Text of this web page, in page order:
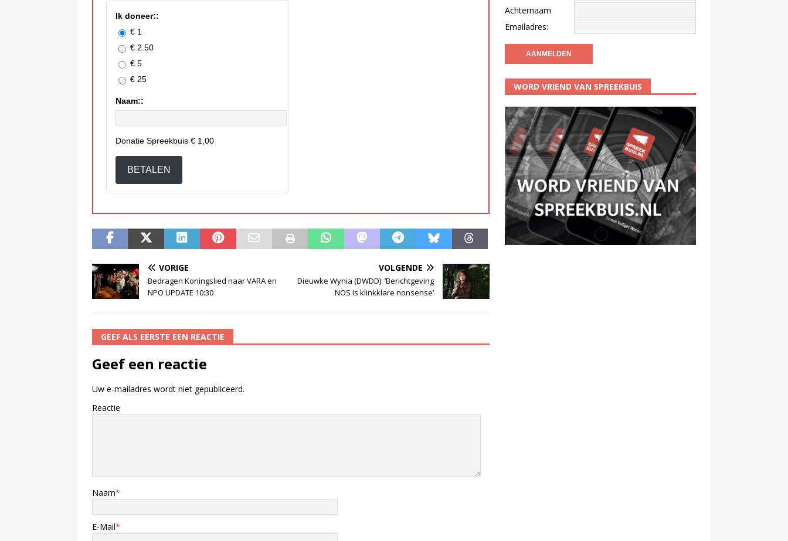
Ik doneer::
€ 1
€ 2.50
€ 5
€ 25
Naam::
Donatie Spreekbuis € 1,00
BETALEN
VORIGE
Bedragen Koningslied naar VARA en
NPO UPDATE 10:30
VOLGENDE
Dieuwke Wynia (DWDD): ‘Berichtgeving
NOS is klinkklare nonsense’
GEEF ALS EERSTE EEN REACTIE
Geef een reactie
Uw e-mailadres wordt niet gepubliceerd.
Reactie
Naam*
E-Mail*
Achternaam
Emailadres:
WORD VRIEND VAN SPREEKBUIS